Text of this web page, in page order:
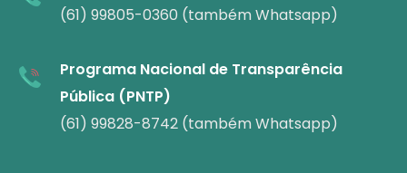
(61) 99805-0360 (também Whatsapp)
Programa Nacional de Transparência
Pública (PNTP)
(61) 99828-8742 (também Whatsapp)